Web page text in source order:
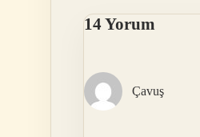
14 Yorum
Çavuş